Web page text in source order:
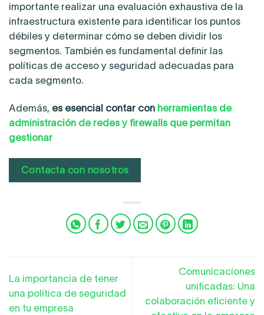
importante realizar una evaluación exhaustiva de la
infraestructura existente para identificar los puntos
débiles y determinar cómo se deben dividir los
segmentos. También es fundamental definir las
políticas de acceso y seguridad adecuadas para
cada segmento.
Además, es esencial contar con herramientas de
administración de redes y firewalls que permitan
gestionar
Contacta con nosotros
La importancia de tener
una política de seguridad
en tu empresa
Comunicaciones
unificadas: Una
colaboración eficiente y